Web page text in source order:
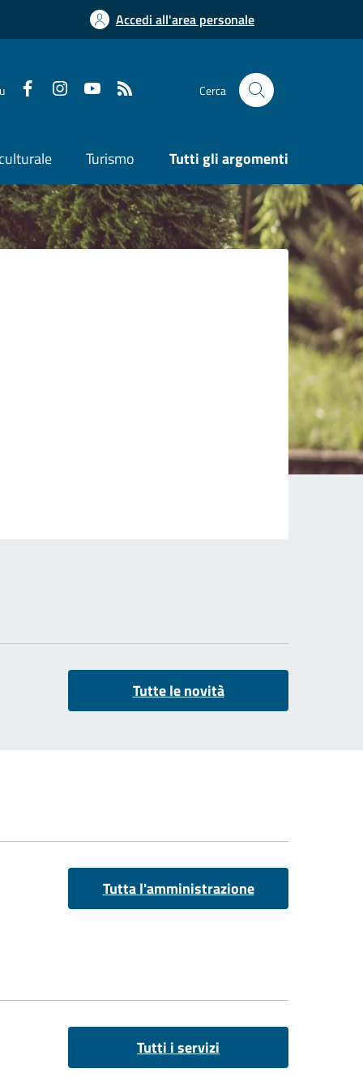
Accedi all'area personale
Cerca
Turismo Tutti gli argomenti
Tutte le novità
Tutta l'amministrazione
Tutti i servizi